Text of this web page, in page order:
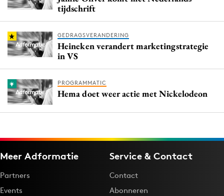
tijdschrift
GEDRAGSVERANDERING
Heineken verandert marketingstrategie
in VS
PROGRAMMATIC
Hema doet weer actie met Nickelodeon
Meer Adformatie
Partners
Events
Service & Contact
Contact
Abonneren